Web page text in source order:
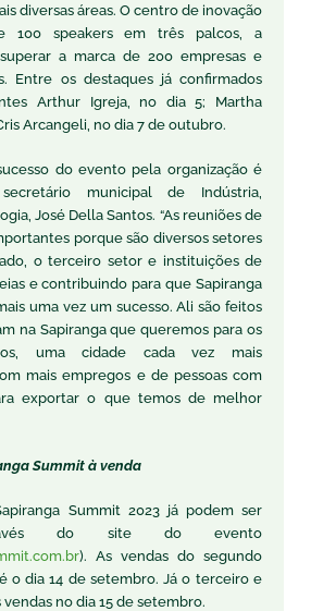
diversas áreas. O centro de inovação
100 speakers em três palcos, a
a marca de 200 empresas e
Entre os destaques já confirmados
Arthur Igreja, no dia 5; Martha
Arcangeli, no dia 7 de outubro.
do evento pela organização é
municipal de Indústria,
José Della Santos. “As reuniões de
porque são diversos setores
o terceiro setor e instituições de
e contribuindo para que Sapiranga
uma vez um sucesso. Ali são feitos
na Sapiranga que queremos para os
uma cidade cada vez mais
mais empregos e de pessoas com
exportar o que temos de melhor
Summit à venda
Summit 2023 já podem ser
do site do evento
). As vendas do segundo
o dia 14 de setembro. Já o terceiro e
no dia 15 de setembro.